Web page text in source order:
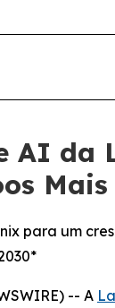
AI
para um
-- A